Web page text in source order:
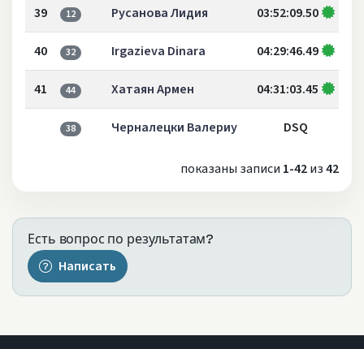
39 12 Русанова Лидия 03:52:09.50
40 32 Irgazieva Dinara 04:29:46.49
41 44 Хатаян Армен 04:31:03.45
38 Черналецки Валериу DSQ
показаны записи 1-42из42
Есть вопрос по результатам?
Написать